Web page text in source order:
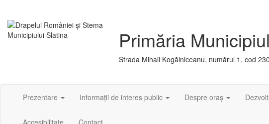
Primăria
Strada Mihail Kogălniceanu, numărul 1, cod
Prezentare Informații de interes public Despre oraș
Accesibilitate Contact